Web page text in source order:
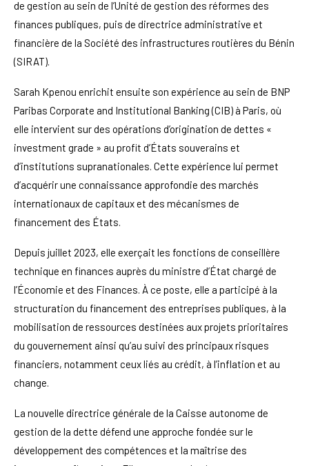
de gestion au sein de l’Unité de gestion des réformes des
finances publiques, puis de directrice administrative et
financière de la Société des infrastructures routières du Bénin
(SIRAT).
Sarah Kpenou enrichit ensuite son expérience au sein de BNP
Paribas Corporate and Institutional Banking (CIB) à Paris, où
elle intervient sur des opérations d’origination de dettes «
investment grade » au profit d’États souverains et
d’institutions supranationales. Cette expérience lui permet
d’acquérir une connaissance approfondie des marchés
internationaux de capitaux et des mécanismes de
financement des États.
Depuis juillet 2023, elle exerçait les fonctions de conseillère
technique en finances auprès du ministre d’État chargé de
l’Économie et des Finances. À ce poste, elle a participé à la
structuration du financement des entreprises publiques, à la
mobilisation de ressources destinées aux projets prioritaires
du gouvernement ainsi qu’au suivi des principaux risques
financiers, notamment ceux liés au crédit, à l’inflation et au
change.
La nouvelle directrice générale de la Caisse autonome de
gestion de la dette défend une approche fondée sur le
développement des compétences et la maîtrise des